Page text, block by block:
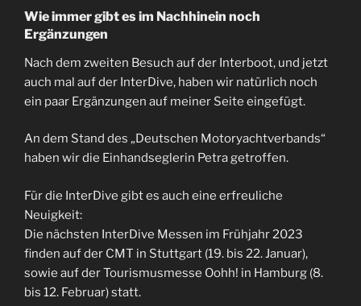
Wie immer gibt es im Nachhinein noch
Ergänzungen
Nach dem zweiten Besuch auf der Interboot, und jetzt
auch mal auf der InterDive, haben wir natürlich noch
ein paar Ergänzungen auf meiner Seite eingefügt.
An dem Stand des „Deutschen Motoryachtverbands“
haben wir die Einhandseglerin Petra getroffen.
Für die InterDive gibt es auch eine erfreuliche
Neuigkeit:
Die nächsten InterDive Messen im Frühjahr 2023
finden auf der CMT in Stuttgart (19. bis 22. Januar),
sowie auf der Tourismusmesse Oohh! in Hamburg (8.
bis 12. Februar) statt.